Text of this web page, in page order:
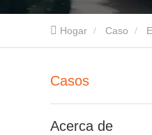
Shandong Iron Man Metal Products
China y fabricante, con sede en la
Mamparas de jardín
Pantalla de acero corten
Hogar Caso
Casos
Acerca de